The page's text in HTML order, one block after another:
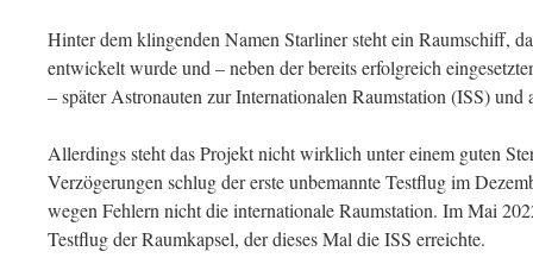
Hinter dem klingenden Namen Starliner steht ein Raumschiff,
entwickelt wurde und – neben der bereits erfolgreich
– später Astronauten zur Internationalen Raumstation (ISS)
Allerdings steht das Projekt nicht wirklich unter einem guten
Verzögerungen schlug der erste unbemannte Testflug im
wegen Fehlern nicht die internationale Raumstation. Im Mai
Testflug der Raumkapsel, der dieses Mal die ISS erreichte.